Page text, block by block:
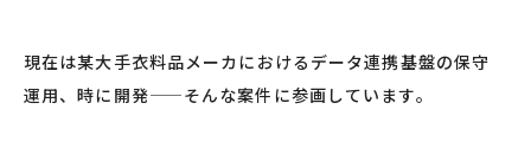
現在は某大手衣料品メーカにおけるデータ連携基盤の保守
運用、時に開発——そんな案件に参画しています。